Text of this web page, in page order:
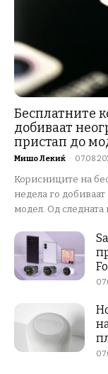
Бесплатните
добиваат
пристап до
Мишо Лекиќ -
Корисниците на
недела го
модел. Од следната